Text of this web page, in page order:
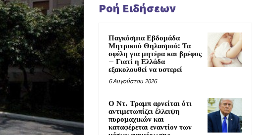
Ροή Ειδήσεων
Παγκόσμια Εβδομάδα
Μητρικού Θηλασμού: Τα
οφέλη για μητέρα και βρέφος
– Γιατί η Ελλάδα
εξακολουθεί να υστερεί
6 Αυγούστου 2026
Ο Ντ. Τραμπ αρνείται ότι
αντιμετωπίζει έλλειψη
πυρομαχικών και
καταφέρεται εναντίον των